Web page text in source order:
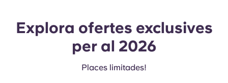
Explora ofertes exclusives
per al 2026
Places limitades!